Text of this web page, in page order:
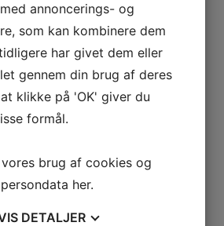
annoncerings- og
som kan kombinere dem
har givet dem eller
gennem din brug af deres
klikke på 'OK' giver du
formål.
brug af cookies og
her.
DETALJER